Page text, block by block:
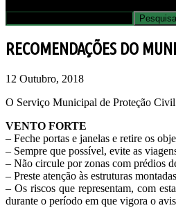
RECOMENDAÇÕES DO
12 Outubro, 2018
O Serviço Municipal de Proteção Civil
VENTO FORTE
– Feche portas e janelas e retire os
– Sempre que possível, evite as
– Não circule por zonas com prédios
– Preste atenção às estruturas
– Os riscos que representam, com
durante o período em que vigora o